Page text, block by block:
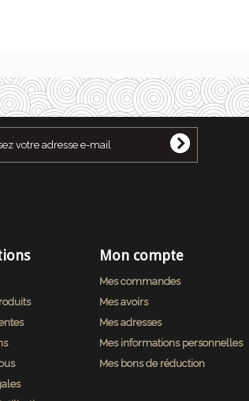
Mon compte
Mes commandes
Mes avoirs
Mes adresses
Mes informations personnelles
Mes bons de réduction